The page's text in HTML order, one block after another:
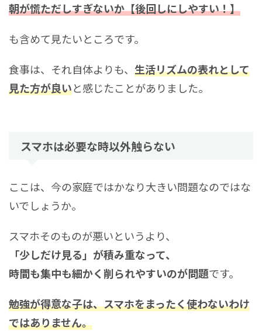
朝が慌ただしすぎないか【後回しにしやすい！】
も含めて見たいところです。
食事は、それ自体よりも、 生活リズムの表れとして
見た方が良いと感じたことがありました。
スマホは必要な時以外触らない
ここは、今の家庭ではかなり大きい問題なのではな
いでしょうか。
スマホそのものが悪いというより、
「少しだけ見る」が積み重なって、
時間も集中も細かく削られやすいのが問題です。
勉強が得意な子は、スマホをまったく使わないわけ
ではありません。